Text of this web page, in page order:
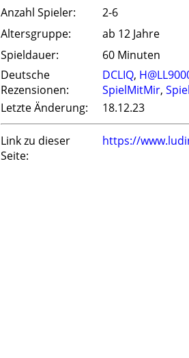
Anzahl Spieler:
2-6
Altersgruppe:
ab 12 Jahre
Spieldauer:
60 Minuten
Deutsche
Rezensionen:
DCLIQ,
SpielMitMir,
Letzte Änderung:
18.12.23
Link zu dieser
Seite:
https://